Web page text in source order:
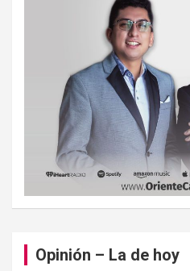
Opinión – La de hoy